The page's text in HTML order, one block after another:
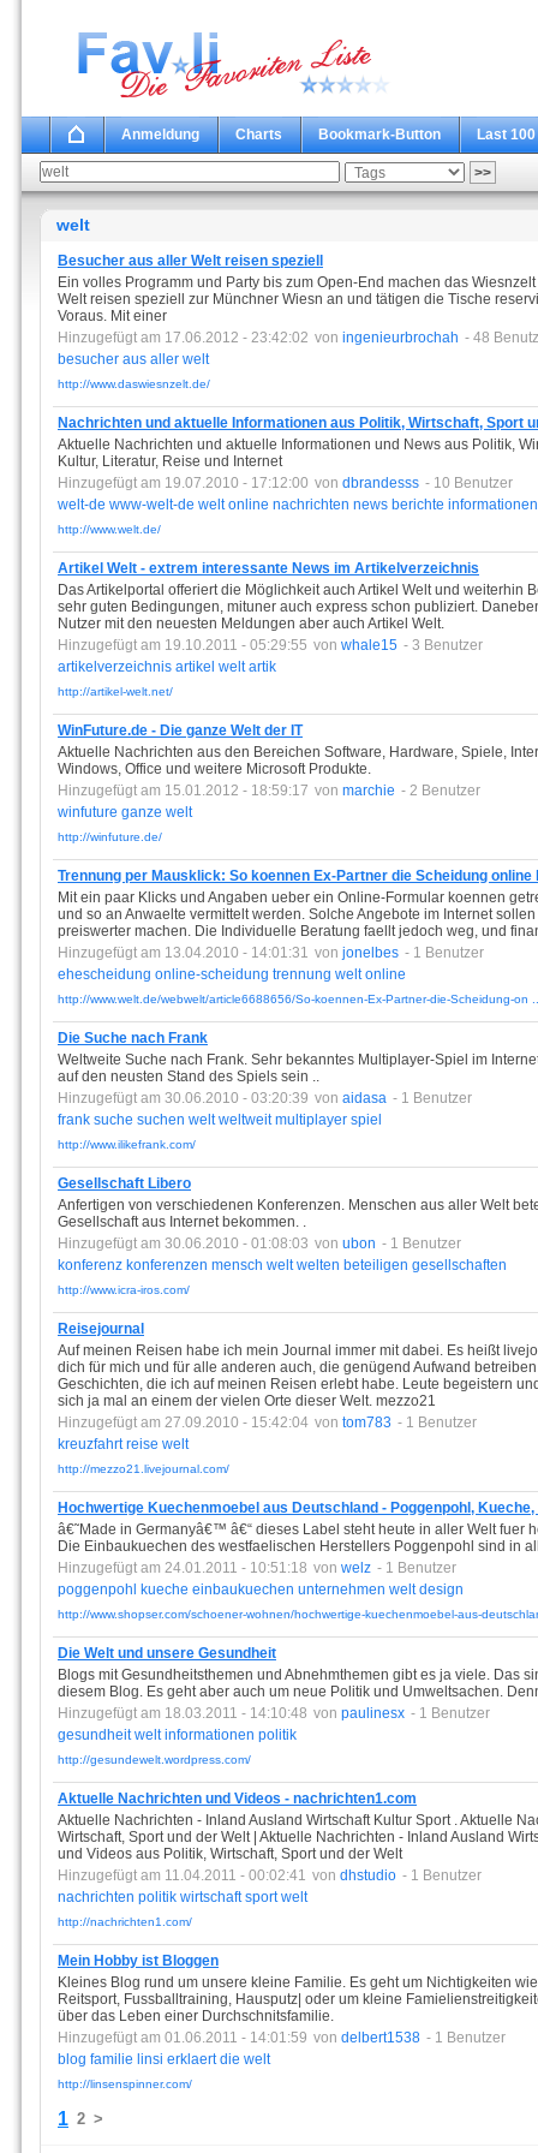
Anmeldung Charts Bookmark-Button Last 100
welt
Besucher aus aller Welt reisen speziell
Ein volles Programm und Party bis zum Open-End machen das
Welt reisen speziell zur Münchner Wiesn an und tätigen die Tische
Voraus. Mit einer
Hinzugefügt am 17.06.2012 - 23:42:02 von ingenieurbrochah - 48
besucher aus aller welt
http://www.daswiesnzelt.de/
Nachrichten und aktuelle Informationen aus Politik, Wirtschaft, Sport
Aktuelle Nachrichten und aktuelle Informationen und News aus Politik,
Kultur, Literatur, Reise und Internet
Hinzugefügt am 19.07.2010 - 17:12:00 von dbrandesss - 10 Benutzer
welt-de www-welt-de welt online nachrichten news berichte informationen
http://www.welt.de/
Artikel Welt - extrem interessante News im Artikelverzeichnis
Das Artikelportal offeriert die Möglichkeit auch Artikel Welt und weiterhin
sehr guten Bedingungen, mituner auch express schon publiziert.
Nutzer mit den neuesten Meldungen aber auch Artikel Welt.
Hinzugefügt am 19.10.2011 - 05:29:55 von whale15 - 3 Benutzer
artikelverzeichnis artikel welt artik
http://artikel-welt.net/
WinFuture.de - Die ganze Welt der IT
Aktuelle Nachrichten aus den Bereichen Software, Hardware, Spiele,
Windows, Office und weitere Microsoft Produkte.
Hinzugefügt am 15.01.2012 - 18:59:17 von marchie - 2 Benutzer
winfuture ganze welt
http://winfuture.de/
Trennung per Mausklick: So koennen Ex-Partner die Scheidung online
Mit ein paar Klicks und Angaben ueber ein Online-Formular koennen
und so an Anwaelte vermittelt werden. Solche Angebote im Internet
preiswerter machen. Die Individuelle Beratung faellt jedoch weg, und
Hinzugefügt am 13.04.2010 - 14:01:31 von jonelbes - 1 Benutzer
ehescheidung online-scheidung trennung welt online
http://www.welt.de/webwelt/article6688656/So-koennen-Ex-Partner-die-Scheidung-on
Die Suche nach Frank
Weltweite Suche nach Frank. Sehr bekanntes Multiplayer-Spiel im
auf den neusten Stand des Spiels sein ..
Hinzugefügt am 30.06.2010 - 03:20:39 von aidasa - 1 Benutzer
frank suche suchen welt weltweit multiplayer spiel
http://www.ilikefrank.com/
Gesellschaft Libero
Anfertigen von verschiedenen Konferenzen. Menschen aus aller Welt
Gesellschaft aus Internet bekommen. .
Hinzugefügt am 30.06.2010 - 01:08:03 von ubon - 1 Benutzer
konferenz konferenzen mensch welt welten beteiligen gesellschaften
http://www.icra-iros.com/
Reisejournal
Auf meinen Reisen habe ich mein Journal immer mit dabei. Es heißt
dich für mich und für alle anderen auch, die genügend Aufwand
Geschichten, die ich auf meinen Reisen erlebt habe. Leute begeistern
sich ja mal an einem der vielen Orte dieser Welt. mezzo21
Hinzugefügt am 27.09.2010 - 15:42:04 von tom783 - 1 Benutzer
kreuzfahrt reise welt
http://mezzo21.livejournal.com/
Hochwertige Kuechenmoebel aus Deutschland - Poggenpohl,
â€˜Made in Germanyâ€™ â€“ dieses Label steht heute in aller Welt fuer
Die Einbaukuechen des westfaelischen Herstellers Poggenpohl sind in
Hinzugefügt am 24.01.2011 - 10:51:18 von welz - 1 Benutzer
poggenpohl
kueche einbaukuechen unternehmen welt design
http://www.shopser.com/schoener-wohnen/hochwertige-kuechenmoebel-aus-
Die Welt und unsere Gesundheit
Blogs mit Gesundheitsthemen und Abnehmthemen gibt es ja viele. Das
diesem Blog. Es geht aber auch um neue Politik und Umweltsachen.
Hinzugefügt am 18.03.2011 - 14:10:48 von paulinesx - 1 Benutzer
gesundheit welt informationen politik
http://gesundewelt.wordpress.com/
Aktuelle Nachrichten und Videos - nachrichten1.com
Aktuelle Nachrichten - Inland Ausland Wirtschaft Kultur Sport . Aktuelle
Wirtschaft, Sport und der Welt | Aktuelle Nachrichten - Inland Ausland
und Videos aus Politik, Wirtschaft, Sport und der Welt
Hinzugefügt am 11.04.2011 - 00:02:41 von dhstudio - 1 Benutzer
nachrichten politik wirtschaft sport welt
http://nachrichten1.com/
Mein Hobby ist Bloggen
Kleines Blog rund um unsere kleine Familie. Es geht um Nichtigkeiten
Reitsport, Fussballtraining, Hausputz| oder um kleine
über das Leben einer Durchschnitsfamilie.
Hinzugefügt am 01.06.2011 - 14:01:59 von delbert1538 - 1 Benutzer
blog familie linsi erklaert die welt
http://linsenspinner.com/
1 2 >